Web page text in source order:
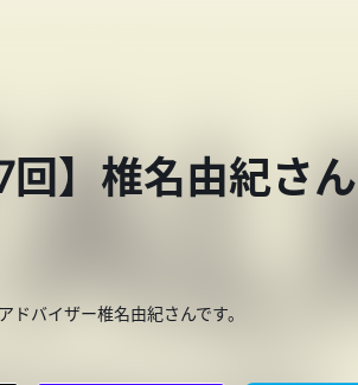
回】椎名由紀さん
バイザー椎名由紀さんです。